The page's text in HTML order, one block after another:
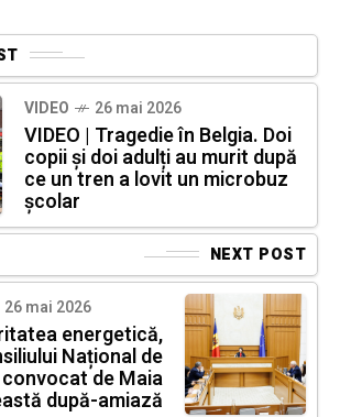
VIDEO 26 mai 2026
VIDEO | Tragedie în Belgia. Doi
copii și doi adulți au murit după
ce un tren a lovit un microbuz
școlar
NEXT POST
26 mai 2026
energetică,
Național de
de Maia
după-amiază